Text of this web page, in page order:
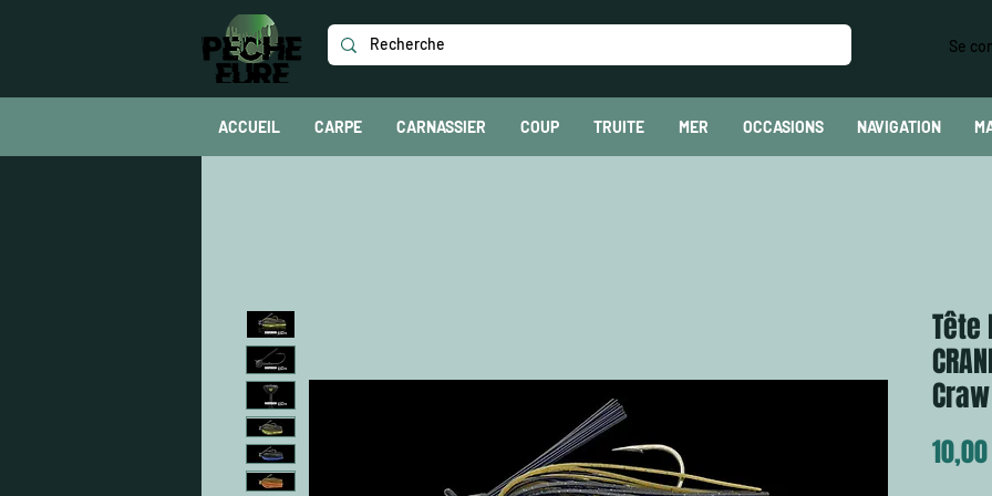
Se
ACCUEIL CARPE CARNASSIER COUP TRUITE MER OCCASIONS NAVIGATION
Tête
Craw